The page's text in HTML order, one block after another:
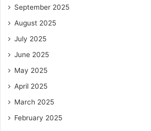
September 2025
August 2025
July 2025
June 2025
May 2025
April 2025
March 2025
February 2025